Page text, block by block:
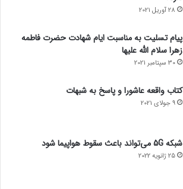
28 آوریل 2021
پیام تسلیت به مناسبت ایام شهادت حضرت فاطمه
زهرا سلام الله علیها
30 سپتامبر 2021
کتاب واقعه عاشورا و پاسخ به شبهات
9 جولای 2021
شبکه 5G می‌تواند باعث سقوط هواپیما شود
25 ژانویه 2022